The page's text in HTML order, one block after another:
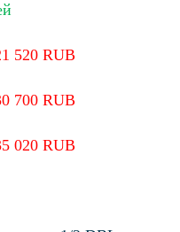
520 RUB
700 RUB
020 RUB